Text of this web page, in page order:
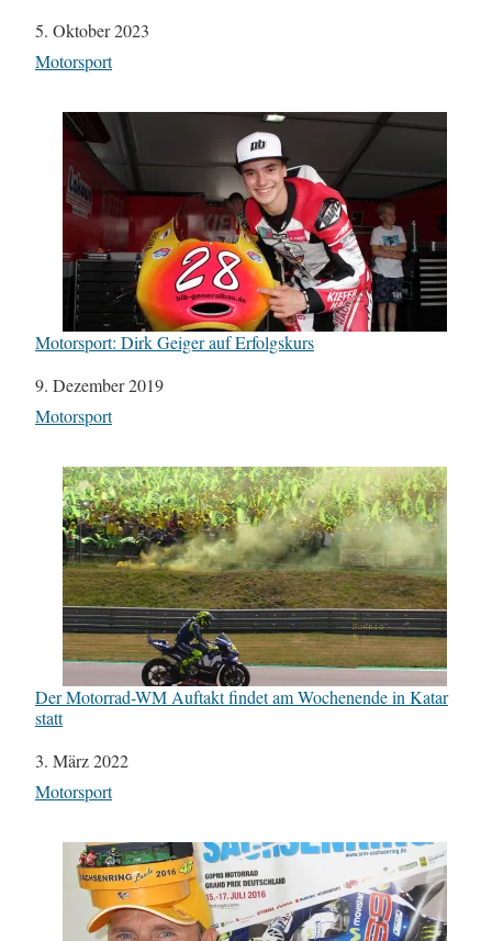
Datum
5. Oktober 2023
In Bezug auf
Motorsport
Motorsport: Dirk Geiger auf Erfolgskurs
Datum
9. Dezember 2019
In Bezug auf
Motorsport
Der Motorrad-WM Auftakt findet am Wochenende in Katar
statt
Datum
3. März 2022
In Bezug auf
Motorsport